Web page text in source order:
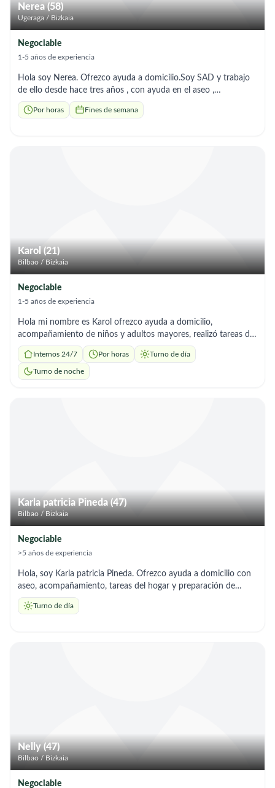
Nerea (58)
Ugeraga / Bizkaia
Negociable
1-5 años de experiencia
Hola soy Nerea. Ofrezco ayuda a domicilio.Soy SAD y trabajo
de ello desde hace tres años , con ayuda en el aseo ,
preparación de comidas y medicación , paseos ,
acompañamiento y tareas del hogar. Si necesitas , no dudes en
Por horas Fines de semana
Karol (21)
Bilbao / Bizkaia
Negociable
1-5 años de experiencia
Hola mi nombre es Karol ofrezco ayuda a domicilio,
acompañamiento de niños y adultos mayores, realizó tareas del
hogar, comidas etc. Me adapto fácil mente a cualquier entorno
siempre y cuando sea comodo para ambas partes .
Internos 24/7 Por horas Turno de día
Turno de noche
Karla patricia Pineda (47)
Bilbao / Bizkaia
Negociable
>5 años de experiencia
Hola, soy Karla patricia Pineda. Ofrezco ayuda a domicilio con
aseo, acompañamiento, tareas del hogar y preparación de
comidas. Soy responsable y me adapto a los horarios que
necesites.
Turno de día
Nelly (47)
Bilbao / Bizkaia
Negociable